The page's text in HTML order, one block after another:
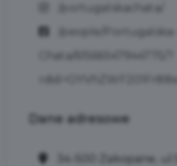
/portugalskachata/
Chata/61566547944775/?
Dane adresowe
34-500 Zakopane,